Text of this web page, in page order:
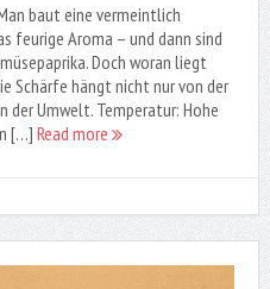
baut eine vermeintlich
feurige Aroma – und dann sind
Doch woran liegt
Schärfe hängt nicht nur von der
der Umwelt. Temperatur: Hohe
[…] Read more